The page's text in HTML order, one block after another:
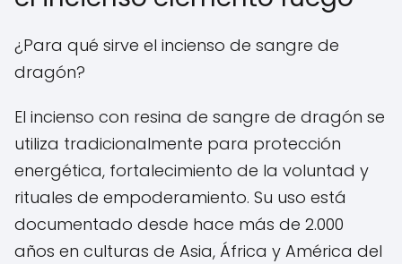
¿Para qué sirve el incienso de sangre de
dragón?
El incienso con resina de sangre de dragón se
utiliza tradicionalmente para protección
energética, fortalecimiento de la voluntad y
rituales de empoderamiento. Su uso está
documentado desde hace más de 2.000
años en culturas de Asia, África y América del